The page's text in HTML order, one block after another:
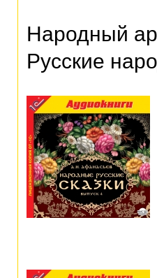
Народный
Русские